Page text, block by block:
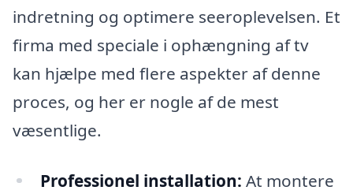
indretning og optimere seeroplevelsen. Et
firma med speciale i ophængning af tv
kan hjælpe med flere aspekter af denne
proces, og her er nogle af de mest
væsentlige.
Professionel installation: At montere